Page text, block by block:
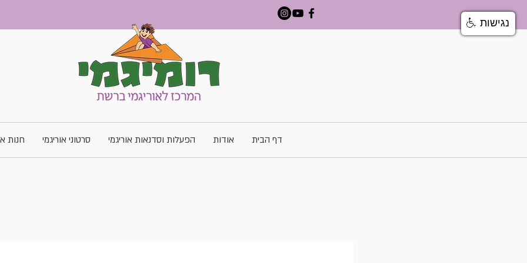
דף הבית אודות הפעלות וסדנאות אוריגמי סרטוני אוריגמי חנות
נגישות